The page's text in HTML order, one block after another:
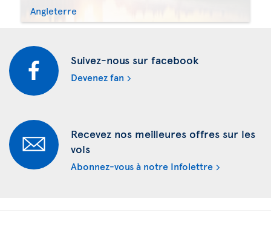
Angleterre
Suivez-nous sur facebook
Devenez fan
Recevez nos meilleures offres sur les
vols
Abonnez-vous à notre Infolettre